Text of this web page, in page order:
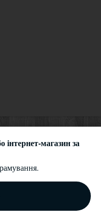
інтернет-магазин за